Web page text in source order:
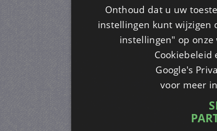
Onthoud dat u uw
instellingen kunt wijzigen
instellingen" op
Cookiebeleid
Google's
voor meer